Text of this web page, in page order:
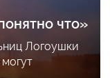
что»
Логоушки